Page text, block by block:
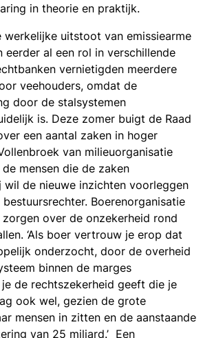
in theorie en praktijk.
werkelijke uitstoot van emissiearme
eerder al een rol in verschillende
vernietigden meerdere
veehouders, omdat de
door de stalsystemen
is. Deze zomer buigt de Raad
een aantal zaken in hoger
van milieuorganisatie
de mensen die de zaken
wil de nieuwe inzichten voorleggen
Boerenorganisatie
zorgen over de onzekerheid rond
‘Als boer vertrouw je erop dat
onderzocht, door de overheid
binnen de marges
de rechtszekerheid geeft die je
ook wel, gezien de grote
mensen in zitten en de aanstaande
van 25 miljard.’ Een